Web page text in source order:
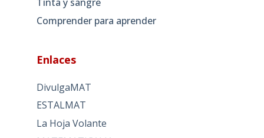
Comprender para aprender
Enlaces
DivulgaMAT
ESTALMAT
La Hoja Volante